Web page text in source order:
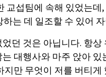
교섭팀에 속해 있었는데
하는 데 일조할 수 있어
던 것은 아닙니다. 항상
대행사와 마주 앉아 있
지만 무엇이 저를 버티게